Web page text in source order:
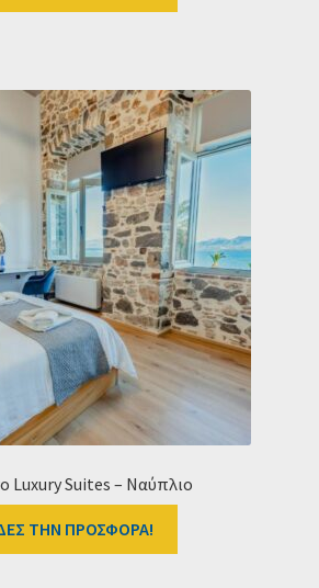
228.00 €. είναι:
Luxury Suites – Ναύπλιο
ΤΗΝ ΠΡΟΣΦΟΡΑ!